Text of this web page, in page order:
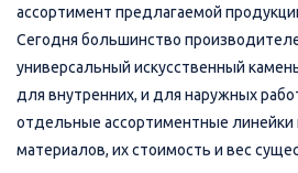
ассортимент предлагаемой
Сегодня большинство
универсальный искусственный
для внутренних, и для наружных
отдельные ассортиментные линейки
материалов, их стоимость и вес